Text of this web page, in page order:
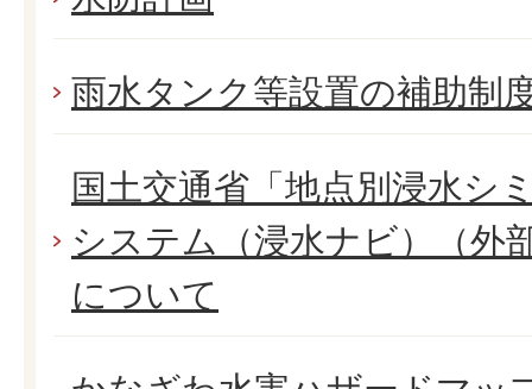
雨水タンク等設置の補助制
国⼟交通省「地点別浸⽔シ
システム（浸⽔ナビ）（外
について